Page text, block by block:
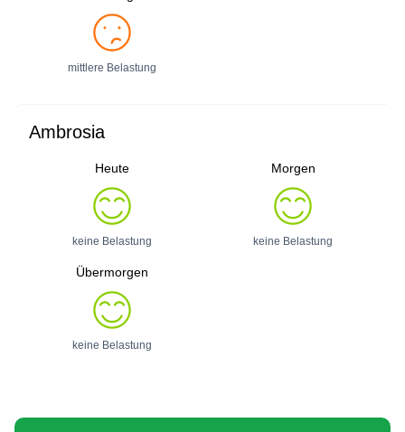
mittlere Belastung
Ambrosia
Heute
keine Belastung
Morgen
keine Belastung
Übermorgen
keine Belastung